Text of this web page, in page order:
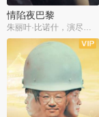
情陷夜巴黎
朱丽叶·比诺什，演尽失爱之痛